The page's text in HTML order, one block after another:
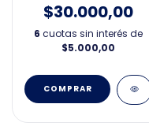
$30.000,00
6 cuotas sin interés de
$5.000,00